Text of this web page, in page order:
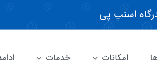
اسنپ پی
امکانات خدمات